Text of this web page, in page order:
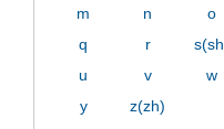
m
n o
q
r
u
v w
y
z(zh)